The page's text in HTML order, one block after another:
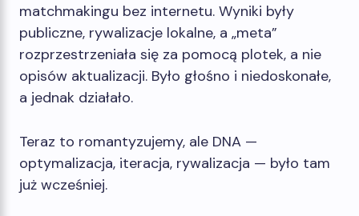
matchmakingu bez internetu. Wyniki były
publiczne, rywalizacje lokalne, a „meta”
rozprzestrzeniała się za pomocą plotek, a nie
opisów aktualizacji. Było głośno i niedoskonałe,
a jednak działało.
Teraz to romantyzujemy, ale DNA —
optymalizacja, iteracja, rywalizacja — było tam
już wcześniej.